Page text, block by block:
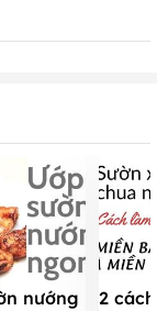
nướng
2